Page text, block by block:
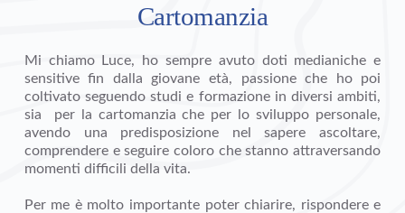
Cartomanzia
Mi chiamo Luce, ho sempre avuto doti medianiche e
sensitive fin dalla giovane età, passione che ho poi
coltivato seguendo studi e formazione in diversi ambiti,
sia  per la cartomanzia che per lo sviluppo personale,
avendo una predisposizione nel sapere ascoltare,
comprendere e seguire coloro che stanno attraversando
momenti difficili della vita.
Per me è molto importante poter chiarire, rispondere e